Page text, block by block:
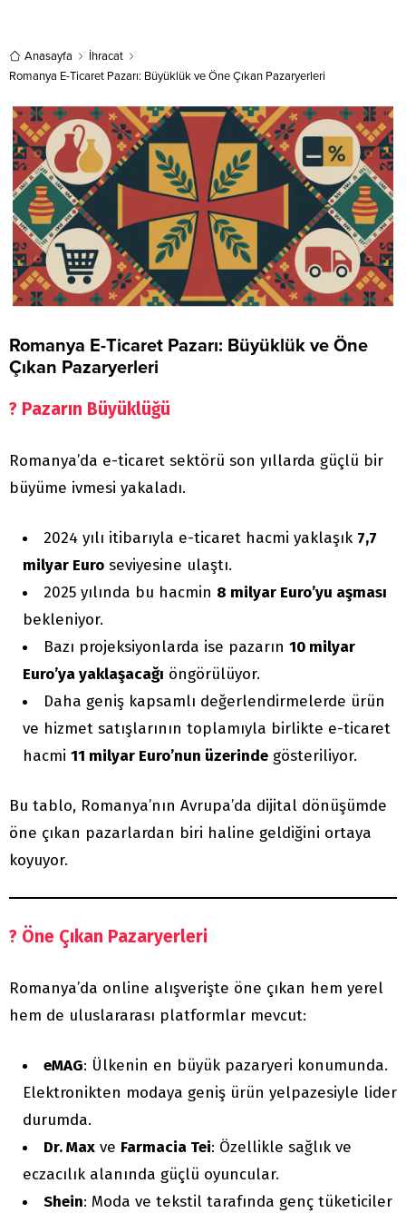
➤ Bu ithalat alım talebinin...
sahibi ihracat şirketleri
Anasayfa
İhracat
Romanya E-Ticaret Pazarı: Büyüklük ve Öne Çıkan Pazaryerleri
Romanya E-Ticaret Pazarı: Büyüklük ve Öne
Çıkan Pazaryerleri
? Pazarın Büyüklüğü
Romanya’da e-ticaret sektörü son yıllarda güçlü bir
büyüme ivmesi yakaladı.
2024 yılı itibarıyla e-ticaret hacmi yaklaşık 7,7
milyar Euro seviyesine ulaştı.
2025 yılında bu hacmin 8 milyar Euro’yu aşması
bekleniyor.
Bazı projeksiyonlarda ise pazarın 10 milyar
Euro’ya yaklaşacağı öngörülüyor.
Daha geniş kapsamlı değerlendirmelerde ürün
ve hizmet satışlarının toplamıyla birlikte e-ticaret
hacmi 11 milyar Euro’nun üzerinde gösteriliyor.
Bu tablo, Romanya’nın Avrupa’da dijital dönüşümde
öne çıkan pazarlardan biri haline geldiğini ortaya
koyuyor.
? Öne Çıkan Pazaryerleri
Romanya’da online alışverişte öne çıkan hem yerel
hem de uluslararası platformlar mevcut:
eMAG: Ülkenin en büyük pazaryeri konumunda.
Elektronikten modaya geniş ürün yelpazesiyle lider
durumda.
Dr. Max ve Farmacia Tei: Özellikle sağlık ve
eczacılık alanında güçlü oyuncular.
Shein: Moda ve tekstil tarafında genç tüketiciler